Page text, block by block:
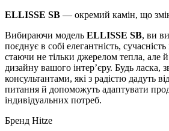
ELLISSE SB — окремий камін, що
Вибираючи модель ELLISSE SB, ви
поєднує в собі елегантність,
стаючи не тільки джерелом тепла, але
дизайну вашого інтер’єру. Будь ласка,
консультантами, які з радістю дадуть
питання й допоможуть адаптувати
індивідуальних потреб.
Бренд Hitze